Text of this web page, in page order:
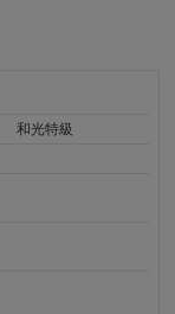
和光特級